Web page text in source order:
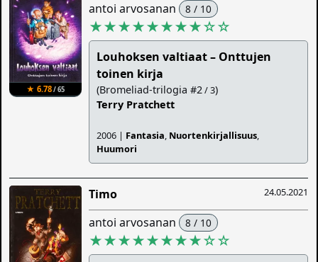
★ 6.78/ 65
antoi arvosanan 8 / 10
★★★★★★★★☆☆
Louhoksen valtiaat – Onttujen
toinen kirja
(Bromeliad-trilogia #2/ 3)
Terry Pratchett
2006 | Fantasia, Nuortenkirjallisuus,
Huumori
24.05.2021
Timo
antoi arvosanan 8 / 10
★★★★★★★★☆☆